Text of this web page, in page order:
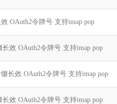
效 OAuth2令牌号 支持imap pop
长效 OAuth2令牌号 支持imap pop
缀长效 OAuth2令牌号 支持imap pop
长效 OAuth2令牌号 支持imap pop